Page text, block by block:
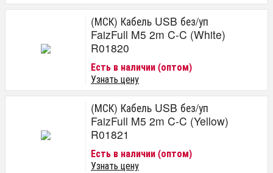
(МСК) Кабель USB без/уп
FaizFull M5 2m C-C (White)
R01820
Есть в наличии (оптом)
Узнать цену
(МСК) Кабель USB без/уп
FaizFull M5 2m C-C (Yellow)
R01821
Есть в наличии (оптом)
Узнать цену